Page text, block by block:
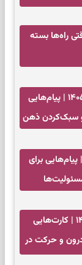
راه‌ها بسته
فال فرشتگان امروز شنبه ۱۷ مرداد ۱۴۰۵ | پیام‌هایی
سبک‌کردن ذهن
فال انبیا امروز شنبه ۱۷ مرداد ۱۴۰۵ | پیام‌هایی برای
فال تاروت امروز جمعه ۱۶ مرداد ۱۴۰۵ | کارت‌هایی
و حرکت در